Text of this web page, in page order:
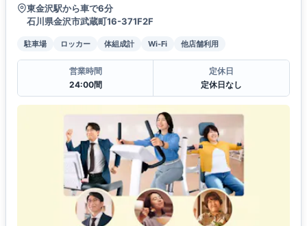
東金沢駅から車で6分
石川県金沢市武蔵町16-371F2F
駐車場 ロッカー 体組成計 Wi-Fi 他店舗利用
営業時間
24:00間
定休日
定休日なし